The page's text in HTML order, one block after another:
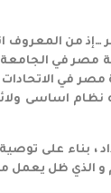
مصر …إذ من
مصر في
في الاتحادات
القاهرة إلى بغداد في ابريل 1978
، بناء على
و الذي ظل يعمل